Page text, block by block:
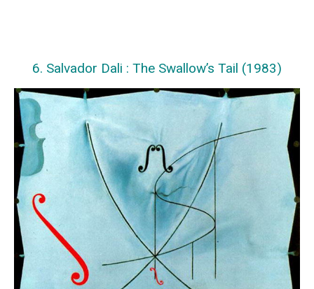
6. Salvador Dali : The Swallow’s Tail (1983)